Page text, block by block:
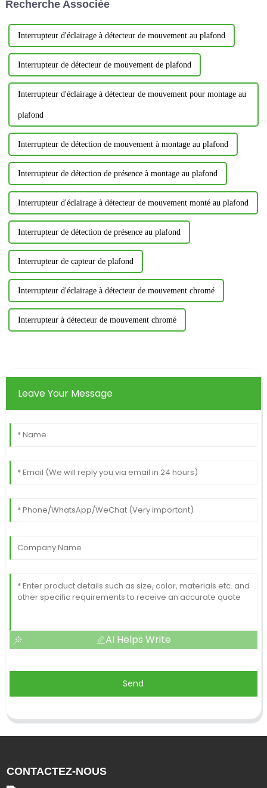
besoins divers...
Recherche Associée
Interrupteur d'éclairage à détecteur de mouvement au plafond
Interrupteur de détecteur de mouvement de plafond
Interrupteur d'éclairage à détecteur de mouvement pour montage au
plafond
Interrupteur de détection de mouvement à montage au plafond
Interrupteur de détection de présence à montage au plafond
Interrupteur d'éclairage à détecteur de mouvement monté au plafond
Interrupteur de détection de présence au plafond
Interrupteur de capteur de plafond
Interrupteur d'éclairage à détecteur de mouvement chromé
Interrupteur à détecteur de mouvement chromé
Leave Your Message
AI Helps Write
Send
CONTACTEZ-NOUS